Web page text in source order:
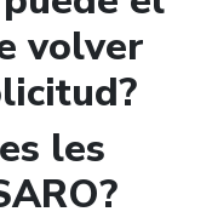
volver
les